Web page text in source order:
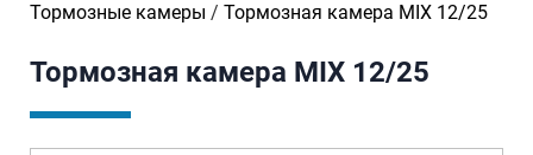
Тормозные камеры / Тормозная камера MIX 12/25
Тормозная камера MIX 12/25